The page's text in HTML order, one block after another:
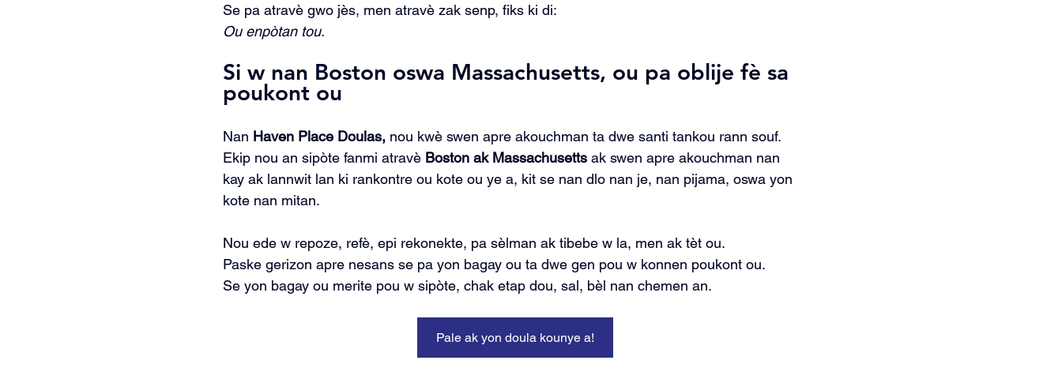
Se pa atravè gwo jès, men atravè zak senp, fiks ki di:
Ou enpòtan tou.
Si w nan Boston oswa Massachusetts, ou pa oblije fè sa
poukont ou
Nan Haven Place Doulas, nou kwè swen apre akouchman ta dwe santi tankou rann souf.
Ekip nou an sipòte fanmi atravè Boston ak Massachusetts ak swen apre akouchman nan
kay ak lannwit lan ki rankontre ou kote ou ye a, kit se nan dlo nan je, nan pijama, oswa yon
kote nan mitan.
Nou ede w repoze, refè, epi rekonekte, pa sèlman ak tibebe w la, men ak tèt ou.
Paske gerizon apre nesans se pa yon bagay ou ta dwe gen pou w konnen poukont ou.
Se yon bagay ou merite pou w sipòte, chak etap dou, sal, bèl nan chemen an.
Pale ak yon doula kounye a!